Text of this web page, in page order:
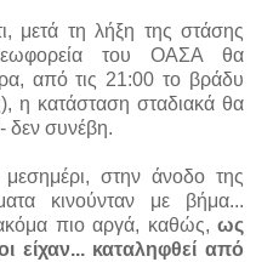
μετά τη λήξη της στάσης
του ΟΑΣΑ θα
από τις 21:00 το βράδυ
η κατάσταση σταδιακά θα
δεν συνέβη.
μεσημέρι, στην άνοδο της
κινούνταν με βήμα...
πιο αργά, καθώς, ως
είχαν... καταληφθεί από